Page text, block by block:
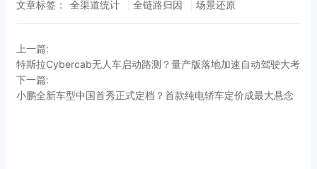
文章标签： 全渠道统计 全链路归因 场景还原
上一篇:
特斯拉Cybercab无人车启动路测？量产版落地加速自动驾驶大考
下一篇:
小鹏全新车型中国首秀正式定档？首款纯电轿车定价成最大悬念